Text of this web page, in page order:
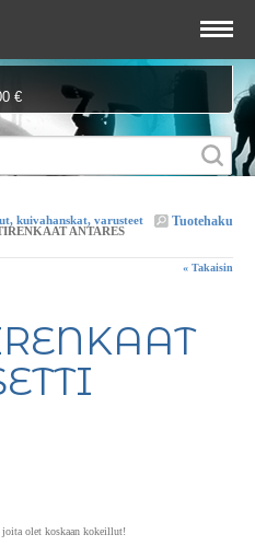
€
Tuotehaku
kuivahanskat, varusteet
ANTARES
« Takaisin
olet koskaan kokeillut!